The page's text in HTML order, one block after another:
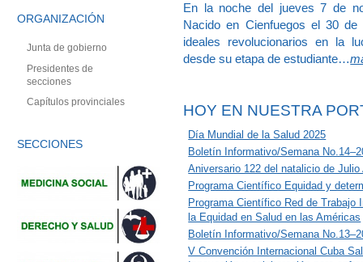
En la noche del jueves 7 de
Nacido en Cienfuegos el 30
ideales revolucionarios en la
desde su etapa de estudiante…
HOY EN NUESTRA
Día Mundial de la Salud 2025
Boletín Informativo/Semana
Aniversario 122 del natalicio de Julio
Programa Científico Equidad y
Programa Científico Red de
la Equidad en Salud en las Américas
Boletín Informativo/Semana
V Convención Internacional Cuba
ORGANIZACIÓN
Junta de gobierno
Presidentes de
secciones
Capítulos provinciales
SECCIONES